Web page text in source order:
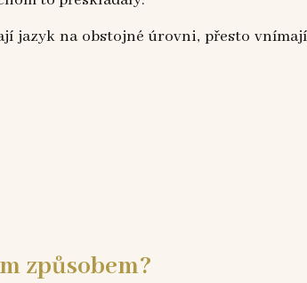
jazyk na obstojné úrovni, přesto
způsobem?